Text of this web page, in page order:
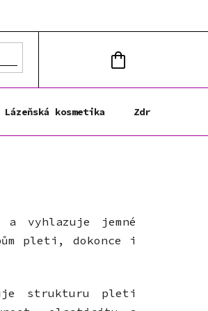
KOŠÍK
Lázeňská kosmetika Zdravá výživa
vyhlazuje jemné
pleti, dokonce i
strukturu pleti